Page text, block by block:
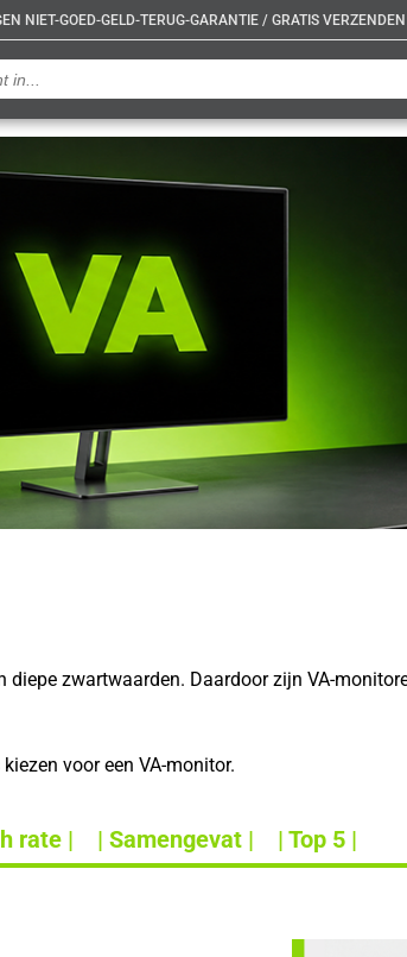
NIET-GOED-GELD-TERUG-GARANTIE / GRATIS
zwartwaarden. Daardoor zijn VA-
voor een VA-monitor.
rate | | Samengevat | | Top 5 |